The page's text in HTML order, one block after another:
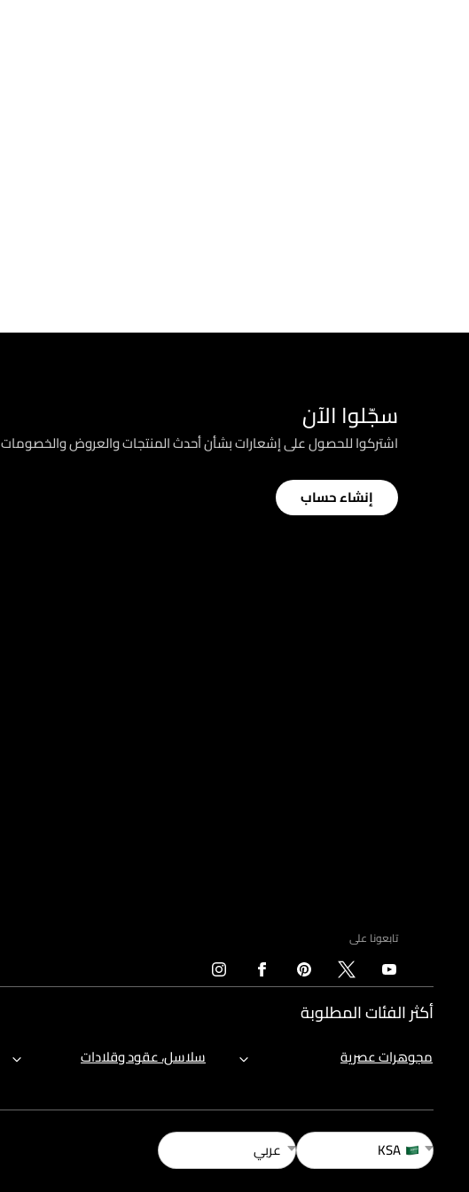
سجّلوا الآن
اشتركوا للحصول على إشعارات بشأن أحدث المنتجات والعروض والخصومات
إنشاء حساب
تابعونا على
أكثر الفئات المطلوبة
مجوهرات عصرية سلاسل، عقود وقلادات
KSA عربي